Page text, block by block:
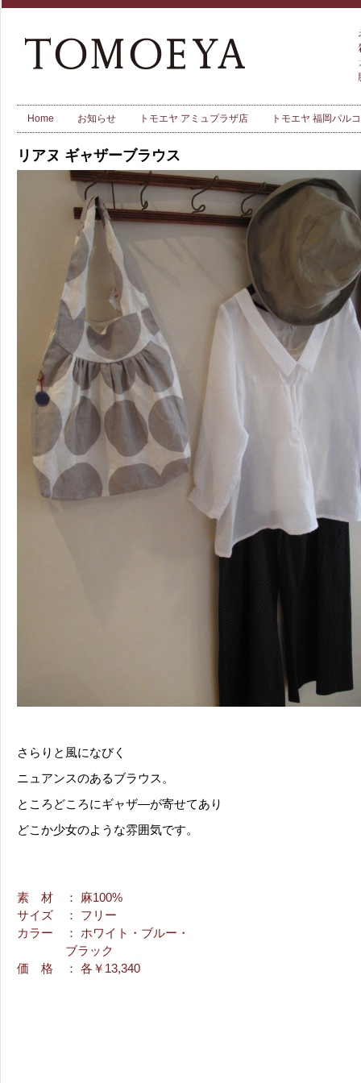
Home お知らせ トモエヤ アミュプラザ店 トモエヤ 福岡パル
リアヌ ギャザーブラウス
さらりと風になびく
ニュアンスのあるブラウス。
ところどころにギャザ―が寄せてあり
どこか少女のような雰囲気です。
素 材
： 麻100%
サイズ
： フリー
カラー
： ホワイト・ブルー・
ブラック
価 格
： 各￥13,340